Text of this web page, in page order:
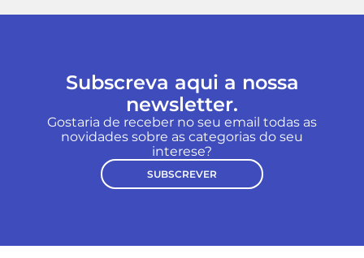
Subscreva aqui a nossa
newsletter.
Gostaria de receber no seu email todas as
novidades sobre as categorias do seu
interese?
SUBSCREVER